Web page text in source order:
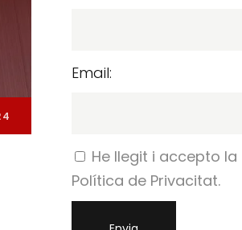
Email:
He llegit i accepto la
Política de Privacitat.